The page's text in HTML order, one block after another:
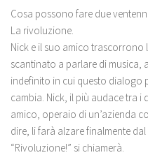
Cosa possono fare due
La rivoluzione.
Nick e il suo amico
scantinato a parlare di musica,
indefinito in cui questo dialogo
cambia. Nick, il più audace tra i
amico, operaio di un’azienda
dire, li farà alzare finalmente
“Rivoluzione!” si chiamerà.